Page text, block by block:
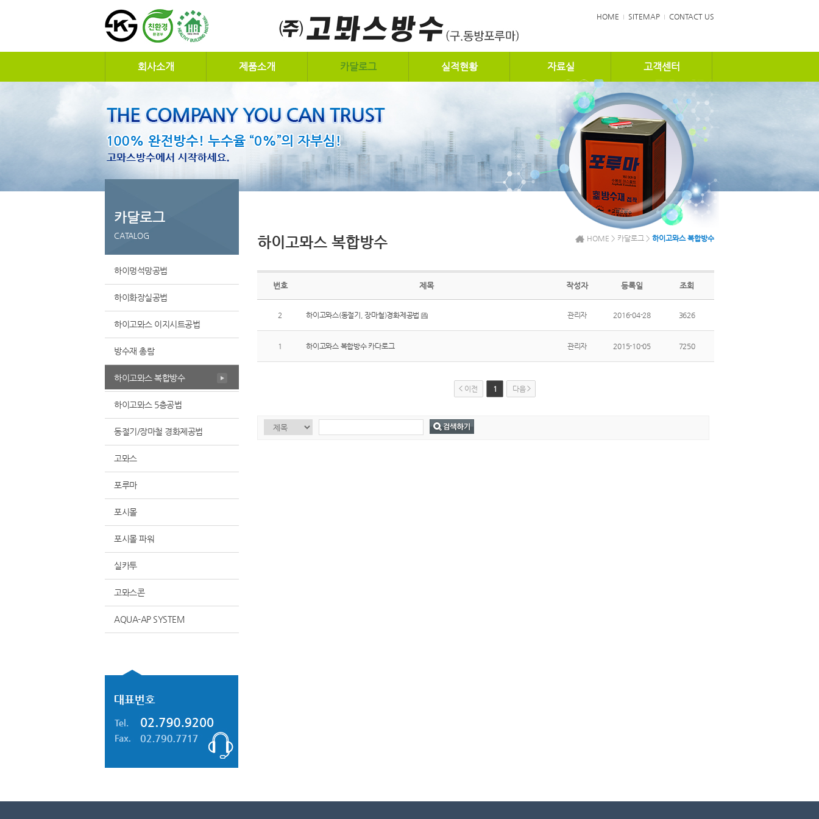
HOME SITEMAP CONTACT US
회사소개 제품소개 카달로그 실적현황 자료실 고객센터
카달로그
CATALOG
하이멍석망공법
하이화장실공법
하이고뫄스 이지시트공법
방수재 총람
하이고뫄스 복합방수
하이고뫄스 5층공법
동절기/장마철 경화제공법
고뫄스
포루마
포시몰
포시몰 파워
실카투
고뫄스콘
AQUA-AP SYSTEM
하이고뫄스 복합방수 HOME > 카달로그 > 하이고뫄스 복합방수
번호 제목 작성자 등록일 조회
2 하이고뫄스(동절기, 장마철)경화제공법 관리자 2016-04-28 3626
1 하이고뫄스 복합방수 카다로그 관리자 2015-10-05 7250
이전 1 다음